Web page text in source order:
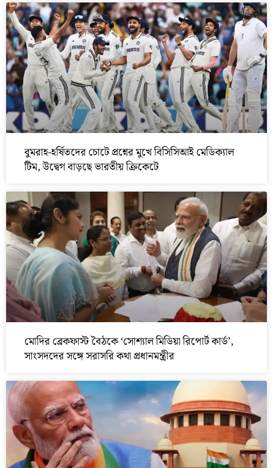
বুমরাহ-হর্ষিতদের চোটে প্রশ্নের মুখে বিসিসিআই মেডিক্যাল
টিম, উদ্বেগ বাড়ছে ভারতীয় ক্রিকেটে
মোদির ব্রেকফাস্ট বৈঠকে ‘সোশ্যাল মিডিয়া রিপোর্ট কার্ড’,
সাংসদদের সঙ্গে সরাসরি কথা প্রধানমন্ত্রীর